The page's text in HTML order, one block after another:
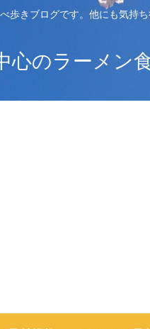
歩きブログです。他にも気持
心のラーメ